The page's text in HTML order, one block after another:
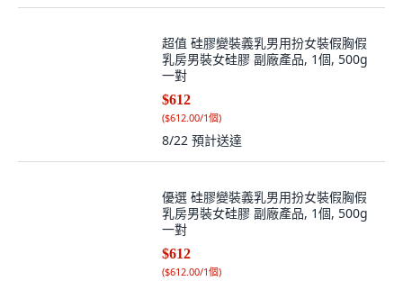
超值 硅膠變裝義乳男用扮女裝假胸假
乳房男裝女硅膠 副廠產品, 1個, 500g
一對
$612
($612.00/1個)
8/22 預計送達
優選 硅膠變裝義乳男用扮女裝假胸假
乳房男裝女硅膠 副廠產品, 1個, 500g
一對
$612
($612.00/1個)